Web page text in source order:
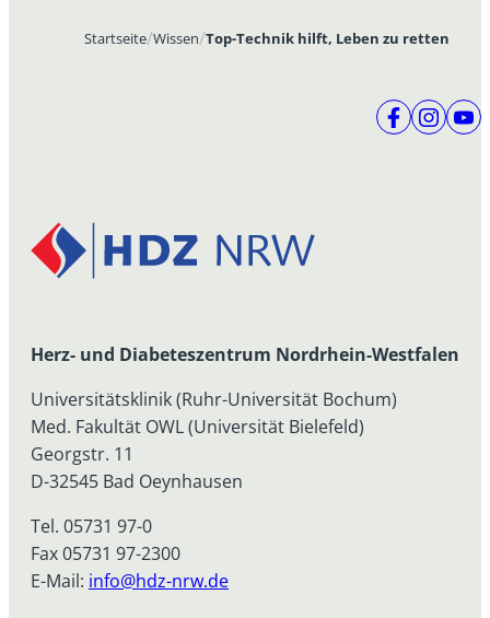
Startseite Wissen Top-Technik hilft, Leben zu retten
Herz- und Diabeteszentrum Nordrhein-Westfalen
Universitätsklinik (Ruhr-Universität Bochum)
Med. Fakultät OWL (Universität Bielefeld)
Georgstr. 11
D-32545 Bad Oeynhausen
Tel. 05731 97-0
Fax 05731 97-2300
E-Mail: info@hdz-nrw.de